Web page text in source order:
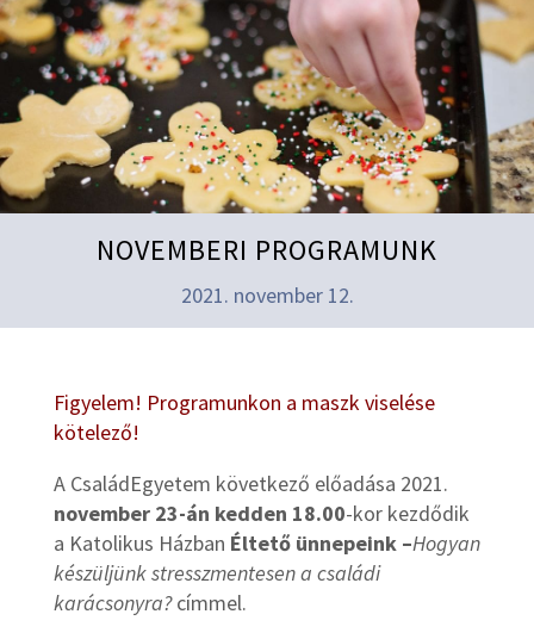
NOVEMBERI PROGRAMUNK
2021. november 12.
Figyelem! Programunkon a maszk viselése
kötelező!
A CsaládEgyetem következő előadása 2021.
november 23-án kedden 18.00-kor kezdődik
a Katolikus Házban Éltető ünnepeink –Hogyan
készüljünk stresszmentesen a családi
karácsonyra?címmel.